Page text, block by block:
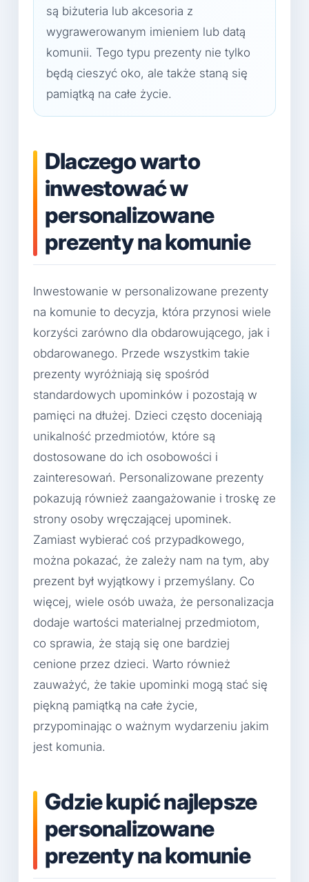
są biżuteria lub akcesoria z
wygrawerowanym imieniem lub datą
komunii. Tego typu prezenty nie tylko
będą cieszyć oko, ale także staną się
pamiątką na całe życie.
Dlaczego warto
inwestować w
personalizowane
prezenty na komunie
Inwestowanie w personalizowane prezenty
na komunie to decyzja, która przynosi wiele
korzyści zarówno dla obdarowującego, jak i
obdarowanego. Przede wszystkim takie
prezenty wyróżniają się spośród
standardowych upominków i pozostają w
pamięci na dłużej. Dzieci często doceniają
unikalność przedmiotów, które są
dostosowane do ich osobowości i
zainteresowań. Personalizowane prezenty
pokazują również zaangażowanie i troskę ze
strony osoby wręczającej upominek.
Zamiast wybierać coś przypadkowego,
można pokazać, że zależy nam na tym, aby
prezent był wyjątkowy i przemyślany. Co
więcej, wiele osób uważa, że personalizacja
dodaje wartości materialnej przedmiotom,
co sprawia, że stają się one bardziej
cenione przez dzieci. Warto również
zauważyć, że takie upominki mogą stać się
piękną pamiątką na całe życie,
przypominając o ważnym wydarzeniu jakim
jest komunia.
Gdzie kupić najlepsze
personalizowane
prezenty na komunie